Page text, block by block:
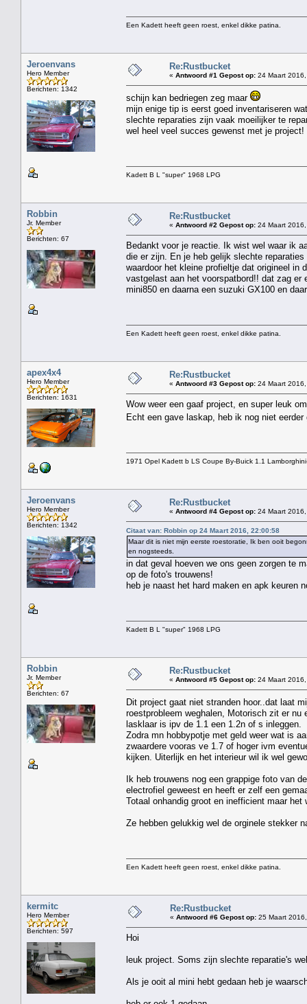
Een Kadett heeft geen roest, enkel dikke patina.
Jeroenvans
Hero Member
Berichten: 1342
Re:Rustbucket
« Antwoord #1 Gepost op: 24 Maart
schijn kan bedriegen zeg maar
mijn enige tip is eerst goed inventariseren
slechte reparaties zijn vaak moeilijker te
wel heel veel succes gewenst met je project!
Kadett B L "super" 1968 LPG
Robbin
Jr. Member
Berichten: 67
Re:Rustbucket
« Antwoord #2 Gepost op: 24 Maart
Bedankt voor je reactie. Ik wist wel waar ik
die er zijn. En je heb gelijk slechte
waardoor het kleine profieltje dat origineel in
vastgelast aan het voorspatbord!! dat zag
mini850 en daarna een suzuki GX100 en
Een Kadett heeft geen roest, enkel dikke patina.
apex4x4
Hero Member
Berichten: 1631
Re:Rustbucket
« Antwoord #3 Gepost op: 24 Maart
Wow weer een gaaf project, en super leuk
Echt een gave laskap, heb ik nog niet
1971 Opel Kadett b LS Coupe By-Buick 1.1
Jeroenvans
Hero Member
Berichten: 1342
Re:Rustbucket
« Antwoord #4 Gepost op: 24 Maart
Citaat van: Robbin op 24 Maart 2016, 22:00:58
Maar dit is niet mijn eerste roestoratie, Ik ben ooit
en nogsteeds.
in dat geval hoeven we ons geen zorgen te
op de foto's trouwens!
heb je naast het hard maken en apk keuren
Kadett B L "super" 1968 LPG
Robbin
Jr. Member
Berichten: 67
Re:Rustbucket
« Antwoord #5 Gepost op: 24 Maart
Dit project gaat niet stranden hoor..dat laat
roestprobleem weghalen, Motorisch zit er
lasklaar is ipv de 1.1 een 1.2n of s inleggen.
Zodra mn hobbypotje met geld weer wat is
zwaardere vooras ve 1.7 of hoger ivm
kijken. Uiterlijk en het interieur wil ik wel
Ik heb trouwens nog een grappige foto van
electrofiel geweest en heeft er zelf een
Totaal onhandig groot en inefficient maar
Ze hebben gelukkig wel de orginele stekker
Een Kadett heeft geen roest, enkel dikke patina.
kermitc
Hero Member
Berichten: 597
Re:Rustbucket
« Antwoord #6 Gepost op: 25 Maart
Hoi
leuk project. Soms zijn slechte reparatie's
Als je ooit al mini hebt gedaan heb je